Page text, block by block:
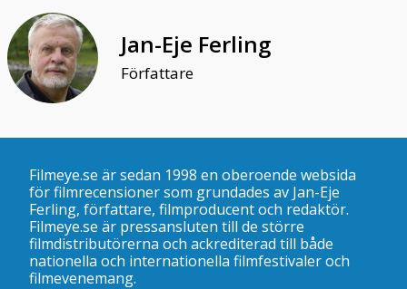
Jan-Eje Ferling
Författare
Filmeye.se är sedan 1998 en oberoende websida
för filmrecensioner som grundades av Jan-Eje
Ferling, författare, filmproducent och redaktör.
Filmeye.se är pressansluten till de större
filmdistributörerna och ackrediterad till både
nationella och internationella filmfestivaler och
filmevenemang.